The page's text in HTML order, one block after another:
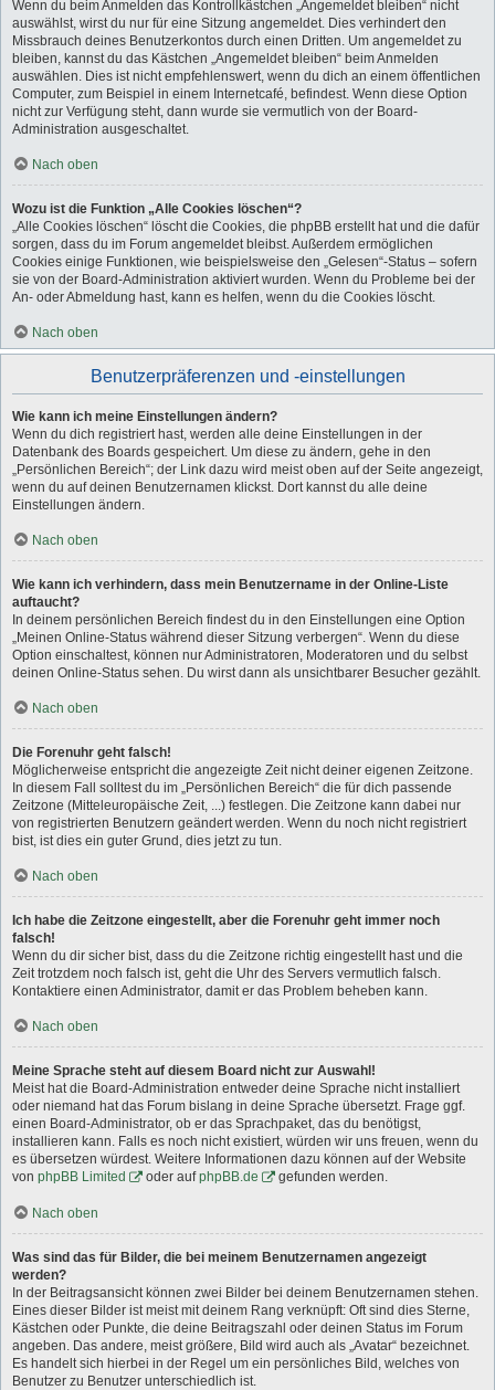
Wenn du beim Anmelden das Kontrollkästchen „Angemeldet bleiben“ nicht
auswählst, wirst du nur für eine Sitzung angemeldet. Dies verhindert den
Missbrauch deines Benutzerkontos durch einen Dritten. Um angemeldet zu
bleiben, kannst du das Kästchen „Angemeldet bleiben“ beim Anmelden
auswählen. Dies ist nicht empfehlenswert, wenn du dich an einem öffentlichen
Computer, zum Beispiel in einem Internetcafé, befindest. Wenn diese Option
nicht zur Verfügung steht, dann wurde sie vermutlich von der Board-
Administration ausgeschaltet.
Nach oben
Wozu ist die Funktion „Alle Cookies löschen“?
„Alle Cookies löschen“ löscht die Cookies, die phpBB erstellt hat und die dafür
sorgen, dass du im Forum angemeldet bleibst. Außerdem ermöglichen
Cookies einige Funktionen, wie beispielsweise den „Gelesen“-Status – sofern
sie von der Board-Administration aktiviert wurden. Wenn du Probleme bei der
An- oder Abmeldung hast, kann es helfen, wenn du die Cookies löscht.
Nach oben
Benutzerpräferenzen und -einstellungen
Wie kann ich meine Einstellungen ändern?
Wenn du dich registriert hast, werden alle deine Einstellungen in der
Datenbank des Boards gespeichert. Um diese zu ändern, gehe in den
„Persönlichen Bereich“; der Link dazu wird meist oben auf der Seite angezeigt,
wenn du auf deinen Benutzernamen klickst. Dort kannst du alle deine
Einstellungen ändern.
Nach oben
Wie kann ich verhindern, dass mein Benutzername in der Online-Liste
auftaucht?
In deinem persönlichen Bereich findest du in den Einstellungen eine Option
„Meinen Online-Status während dieser Sitzung verbergen“. Wenn du diese
Option einschaltest, können nur Administratoren, Moderatoren und du selbst
deinen Online-Status sehen. Du wirst dann als unsichtbarer Besucher gezählt.
Nach oben
Die Forenuhr geht falsch!
Möglicherweise entspricht die angezeigte Zeit nicht deiner eigenen Zeitzone.
In diesem Fall solltest du im „Persönlichen Bereich“ die für dich passende
Zeitzone (Mitteleuropäische Zeit, ...) festlegen. Die Zeitzone kann dabei nur
von registrierten Benutzern geändert werden. Wenn du noch nicht registriert
bist, ist dies ein guter Grund, dies jetzt zu tun.
Nach oben
Ich habe die Zeitzone eingestellt, aber die Forenuhr geht immer noch
falsch!
Wenn du dir sicher bist, dass du die Zeitzone richtig eingestellt hast und die
Zeit trotzdem noch falsch ist, geht die Uhr des Servers vermutlich falsch.
Kontaktiere einen Administrator, damit er das Problem beheben kann.
Nach oben
Meine Sprache steht auf diesem Board nicht zur Auswahl!
Meist hat die Board-Administration entweder deine Sprache nicht installiert
oder niemand hat das Forum bislang in deine Sprache übersetzt. Frage ggf.
einen Board-Administrator, ob er das Sprachpaket, das du benötigst,
installieren kann. Falls es noch nicht existiert, würden wir uns freuen, wenn du
es übersetzen würdest. Weitere Informationen dazu können auf der Website
von phpBB Limited oder aufphpBB.de gefunden werden.
Nach oben
Was sind das für Bilder, die bei meinem Benutzernamen angezeigt
werden?
In der Beitragsansicht können zwei Bilder bei deinem Benutzernamen stehen.
Eines dieser Bilder ist meist mit deinem Rang verknüpft: Oft sind dies Sterne,
Kästchen oder Punkte, die deine Beitragszahl oder deinen Status im Forum
angeben. Das andere, meist größere, Bild wird auch als „Avatar“ bezeichnet.
Es handelt sich hierbei in der Regel um ein persönliches Bild, welches von
Benutzer zu Benutzer unterschiedlich ist.